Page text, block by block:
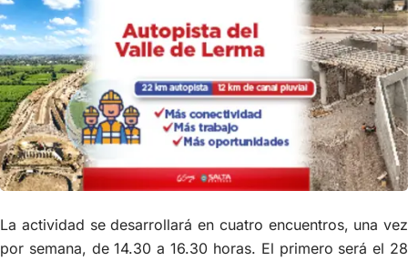
La actividad se desarrollará en cuatro encuentros, una vez
por semana, de 14.30 a 16.30 horas. El primero será el 28